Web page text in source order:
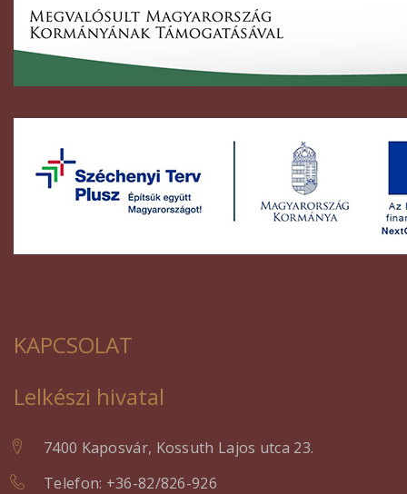
KAPCSOLAT
Lelkészi hivatal
7400 Kaposvár, Kossuth Lajos utca 23.
Telefon: +36-82/826-926